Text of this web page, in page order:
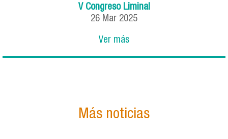
V Congreso Liminal
26 Mar 2025
Ver más
Más noticias